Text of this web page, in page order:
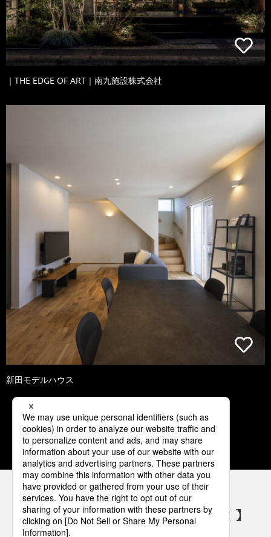
｜THE EDGE OF ART｜南九施設株式会社
新田モデルハウス
1 2 3 4 5
パナソニックの電気設備 SNSアカウント